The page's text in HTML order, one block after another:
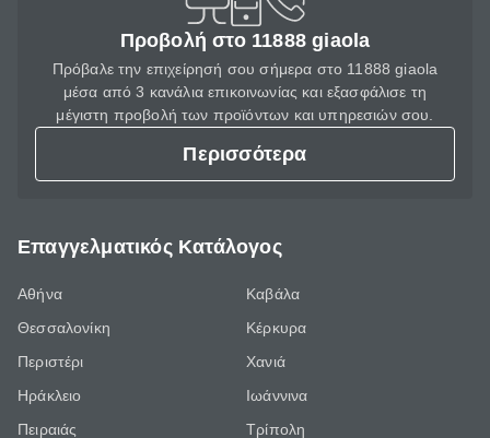
Προβολή στο 11888 giaola
Πρόβαλε την επιχείρησή σου σήμερα στο 11888 giaola
μέσα από 3 κανάλια επικοινωνίας και εξασφάλισε τη
μέγιστη προβολή των προϊόντων και υπηρεσιών σου.
Περισσότερα
Επαγγελματικός Κατάλογος
Αθήνα
Θεσσαλονίκη
Περιστέρι
Ηράκλειο
Πειραιάς
Καβάλα
Κέρκυρα
Χανιά
Ιωάννινα
Τρίπολη